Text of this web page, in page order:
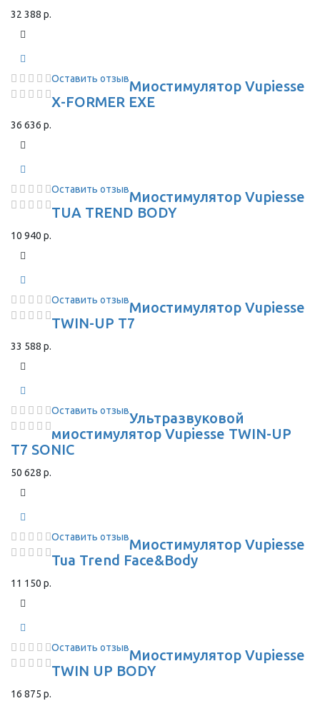
32 388 р.
Оставить отзывМиостимулятор Vupiesse
X-FORMER EXE
36 636 р.
Оставить отзывМиостимулятор Vupiesse
TUA TREND BODY
10 940 р.
Оставить отзывМиостимулятор Vupiesse
TWIN-UP T7
33 588 р.
Оставить отзывУльтразвуковой
миостимулятор Vupiesse TWIN-UP
T7 SONIC
50 628 р.
Оставить отзывМиостимулятор Vupiesse
Tua Trend Face&Body
11 150 р.
Оставить отзывМиостимулятор Vupiesse
TWIN UP BODY
16 875 р.